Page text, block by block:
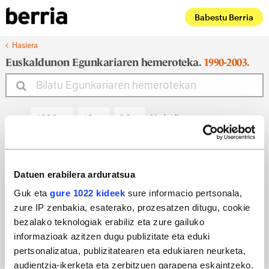
Datuen erabilera arduratsua
Guk eta gure 1022 kideek sure informacio pertsonala,
zure IP zenbakia, esaterako, prozesatzen ditugu, cookie
bezalako teknologiak erabiliz eta zure gailuko
informazioak azitzen dugu publizitate eta eduki
pertsonalizatua, publizitatearen eta edukiaren neurketa,
audientzia-ikerketa eta zerbitzuen garapena eskaintzeko.
Babestu Berria
Hasiera
Euskaldunon Egunkariaren hemeroteka. 1990-2003.
Noiztik
Noiz arte
Bilatu egun bateko edizioa